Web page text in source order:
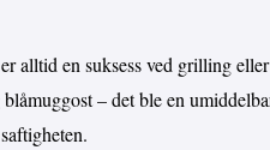
alltid en suksess ved grilling
– det ble en